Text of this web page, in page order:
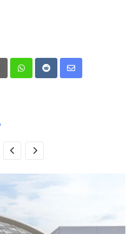
PinterestWhatsappRedditShare